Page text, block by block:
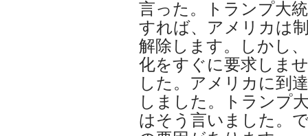
言った。トランプ大
すれば、アメリカは
解除します。しかし
化をすぐに要求しま
した。アメリカに到
しました。トランプ
はそう言いました。